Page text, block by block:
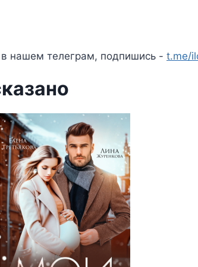
нашем телеграм, подпишись - t.me/